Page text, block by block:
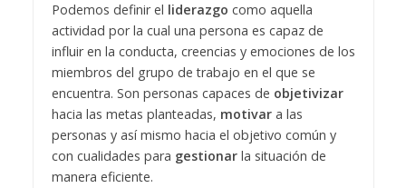
Podemos definir el liderazgo como aquella
actividad por la cual una persona es capaz de
influir en la conducta, creencias y emociones de los
miembros del grupo de trabajo en el que se
encuentra. Son personas capaces de objetivizar
hacia las metas planteadas, motivara las
personas y así mismo hacia el objetivo común y
con cualidades para gestionarla situación de
manera eficiente.